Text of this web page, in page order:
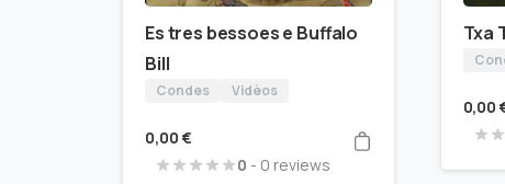
Es tres bessoes e Buffalo
Bill
Condes Vidèos
0,00 €
0 - 0 reviews
Txa
0,00